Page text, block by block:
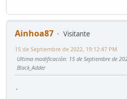
Ainhoa87
Visitante
15 de Septiembre de 2022, 19:12:47 PM
Ultima modificación: 15 de Septiembre de
Black_Adder
.